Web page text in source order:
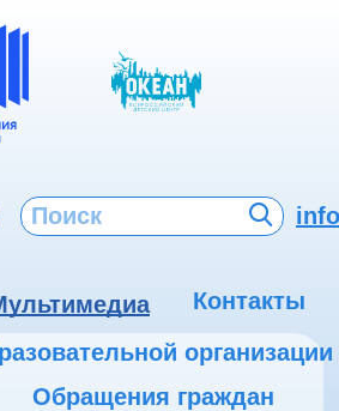
Контакты
организации
Обращения граждан